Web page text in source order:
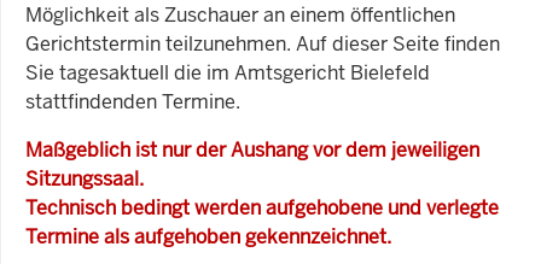
Möglichkeit als Zuschauer an einem öffentlichen
Gerichtstermin teilzunehmen. Auf dieser Seite finden
Sie tagesaktuell die im Amtsgericht Bielefeld
stattfindenden Termine.
Maßgeblich ist nur der Aushang vor dem jeweiligen
Sitzungssaal.
Technisch bedingt werden aufgehobene und verlegte
Termine als aufgehoben gekennzeichnet.